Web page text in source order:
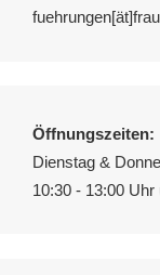
Öffnungszeiten:
Dienstag &
10:30 - 13:00